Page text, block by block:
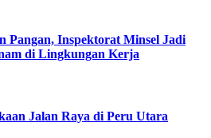
Pangan, Inspektorat Minsel Jadi
di Lingkungan Kerja
Jalan Raya di Peru Utara